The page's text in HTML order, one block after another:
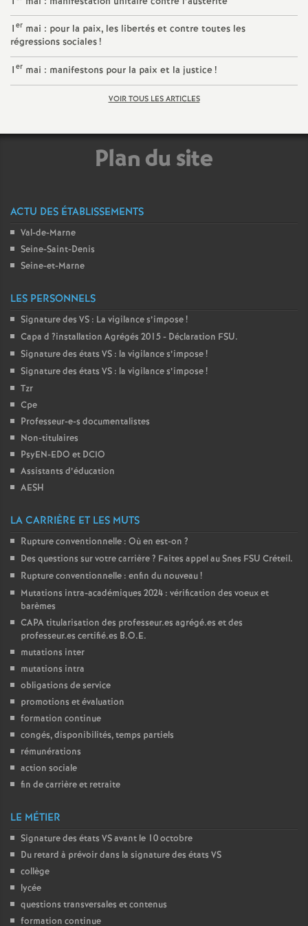
é
O
r
l
T
o
1er mai : pour la paix, les libertés et contre toutes les
régressions sociales!
1er mai : manifestons pour la paix et la justice!
VOIR TOUS LES ARTICLES
Plan du site
ACTU DES ÉTABLISSEMENTS
Val-de-Marne
Seine-Saint-Denis
Seine-et-Marne
LES PERSONNELS
Signature des VS : La vigilance s’impose!
Capa d ?installation Agrégés 2015 - Déclaration FSU.
Signature des états VS : la vigilance s’impose!
Signature des états VS : la vigilance s’impose!
Tzr
Cpe
Professeur-e-s documentalistes
Non-titulaires
PsyEN-EDO et DCIO
Assistants d’éducation
AESH
LA CARRIÈRE ET LES MUTS
Rupture conventionnelle : Où en est-on ?
Des questions sur votre carrière? Faites appel au Snes FSU Créteil.
Rupture conventionnelle : enfin du nouveau!
Mutations intra-académiques 2024 : vérification des voeux et
barèmes
CAPAtitularisation des professeur.es agrégé.es et des
professeur.es certifié.es B.O.E.
mutations inter
mutations intra
obligations de service
promotions et évaluation
formation continue
congés, disponibilités, temps partiels
rémunérations
action sociale
fin de carrière et retraite
LE MÉTIER
Signature des états VSavant le 10 octobre
Du retard à prévoir dans la signature des états VS
collège
lycée
questions transversales et contenus
formation continue